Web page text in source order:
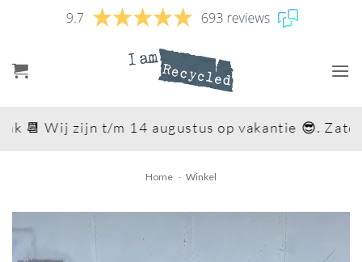
zijn t/m 14 augustus op vakantie 😎. Zaterdag
Home - Winkel